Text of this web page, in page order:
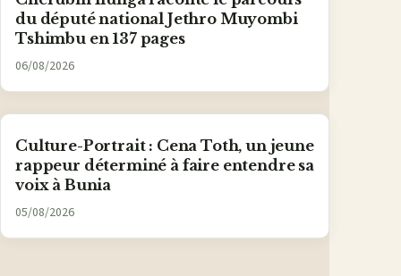
du député national Jethro Muyombi
Tshimbu en 137 pages
06/08/2026
Culture-Portrait : Cena Toth, un jeune
rappeur déterminé à faire entendre sa
voix à Bunia
05/08/2026